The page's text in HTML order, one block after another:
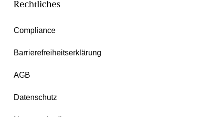
Rechtliches
Compliance
Barrierefreiheitserklärung
AGB
Datenschutz